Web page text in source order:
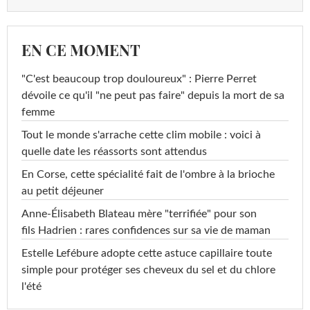
EN CE MOMENT
"C'est beaucoup trop douloureux" : Pierre Perret
dévoile ce qu'il "ne peut pas faire" depuis la mort de sa
femme
Tout le monde s'arrache cette clim mobile : voici à
quelle date les réassorts sont attendus
En Corse, cette spécialité fait de l'ombre à la brioche
au petit déjeuner
Anne-Élisabeth Blateau mère "terrifiée" pour son
fils Hadrien : rares confidences sur sa vie de maman
Estelle Lefébure adopte cette astuce capillaire toute
simple pour protéger ses cheveux du sel et du chlore
l'été